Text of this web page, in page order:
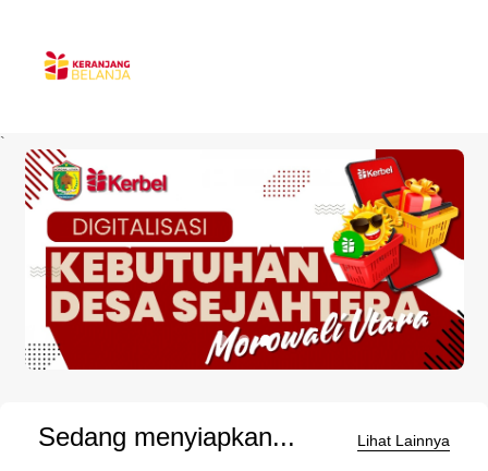
`
Sedang menyiapkan... Lihat Lainnya